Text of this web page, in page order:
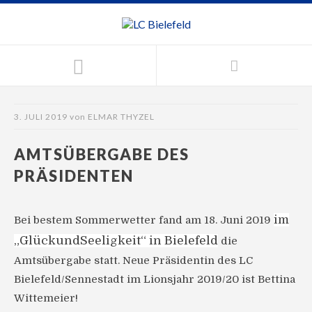
3. JULI 2019 von ELMAR THYZEL
AMTSÜBERGABE DES
PRÄSIDENTEN
Bei bestem Sommerwetter fand am 18. Juni 2019 im
„GlückundSeeligkeit“ in Bielefeld die
Amtsübergabe statt. Neue Präsidentin des LC
Bielefeld/Sennestadt im Lionsjahr 2019/20 ist Bettina
Wittemeier!